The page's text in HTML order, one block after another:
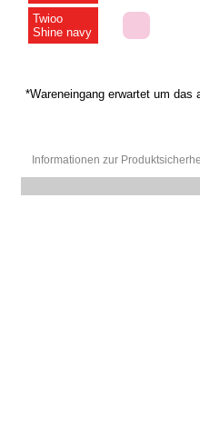
Twioo
Shine navy
*Wareneingang erwartet um das
Informationen zur